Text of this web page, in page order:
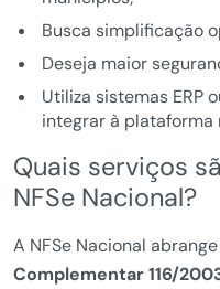
Busca simplificação
Deseja maior
Utiliza sistemas ERP
integrar à plataforma
Quais serviços
NFSe Nacional?
A NFSe Nacional
Complementar 116/